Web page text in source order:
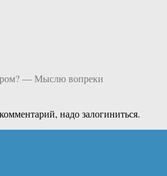
— Мыслю вопреки
надо залогиниться.